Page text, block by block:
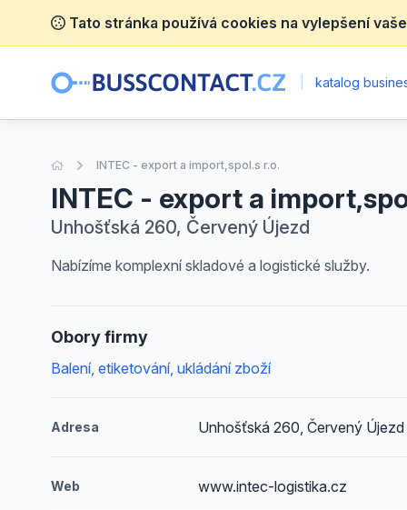
Tato stránka používá cookies na vylepšení
katalog
Úvodní stránka
INTEC - export a import,spol.s r.o.
INTEC - export a
Unhošťská 260, Červený Újezd
Nabízíme komplexní skladové a logistické služby.
Obory firmy
Balení, etiketování, ukládání zboží
Adresa Unhošťská 260, Červený Újezd
Web www.intec-logistika.cz